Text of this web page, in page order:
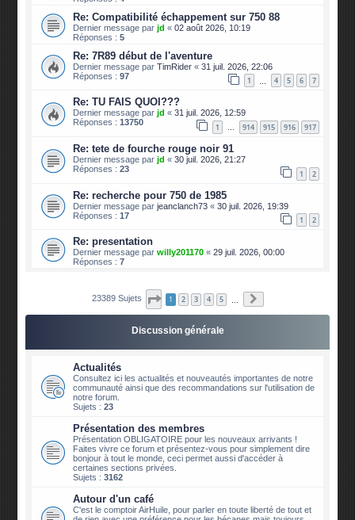
Re: Compatibilité échappement sur 750 88
Dernier message parjd «02 août 2026, 10:19
Réponses :5
Re: 7R89 début de l'aventure
Dernier message parTimRider «31 juil. 2026, 22:06
Réponses :97 1 4 5 6 7
Re: TU FAIS QUOI???
Dernier message parjd «31 juil. 2026, 12:59
Réponses :13750 1 … 914 915 916 917
Re: tete de fourche rouge noir 91
Dernier message parjd «30 juil. 2026, 21:27
Réponses :23 1 2
Re: recherche pour 750 de 1985
Dernier message parjeanclanch73 «30 juil. 2026, 19:39
Réponses :17 1 2
Re: presentation
Dernier message parwilly201170 «29 juil. 2026, 00:00
Réponses :7
23389 Sujets Page 1sur2339
1 2 3 4 5
Discussion générale
Actualités
Consultez ici les actualités et nouveautés importantes de notre
communauté ainsi que des recommandations sur l'utilisation de
notre forum.
Sujets :23
Présentation des membres
Présentation OBLIGATOIRE pour les nouveaux arrivants !
Faites vivre ce forum et présentez-vous pour simplement dire
bonjour à tout le monde, ceci permet aussi d'accéder à
certaines sections privées.
Sujets :3162
Autour d'un café
C'est le comptoir AirHuile, pour parler en toute liberté de tout et